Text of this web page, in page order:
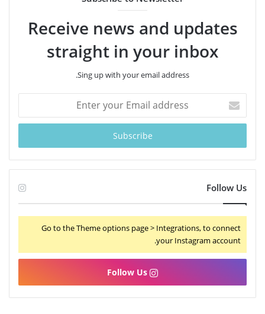
Receive news and updates
straight in your inbox
Sing up with your email address.
Enter
your
Email
Follow Us
Go to the Theme options page > Integrations, to connect
your Instagram account.